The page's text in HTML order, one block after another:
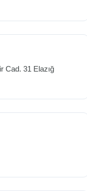
Cad. 31 Elazığ